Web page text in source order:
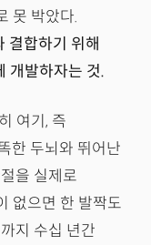
못 박았다.
결합하기 위해
개발하자는 것.
여기, 즉
한 두뇌와 뛰어난
을 실제로
없으면 한 발짝도
지 수십 년간